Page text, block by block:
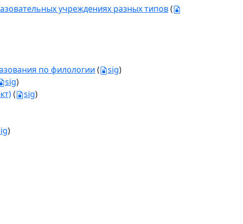
учреждениях разных типов(
по филологии ( sig)
sig)
( sig)
)